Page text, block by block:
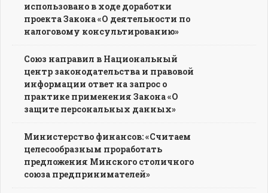
использовано в ходе доработки
проекта Закона «О деятельности по
налоговому консультированию»
Союз направил в Национальный
центр законодательства и правовой
информации ответ на запрос о
практике применения Закона «О
защите персональных данных»
Министерство финансов: «Считаем
целесообразным проработать
предложения Минского столичного
союза предпринимателей»